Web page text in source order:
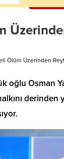
Ölüm Üzerinden
oğlu Osman